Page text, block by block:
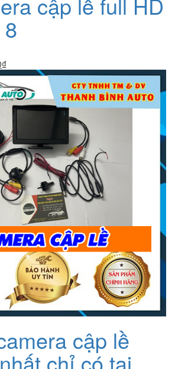
₫Giá
hiện
tại
là:
1.200.000₫.
cập lề
chỉ có tại